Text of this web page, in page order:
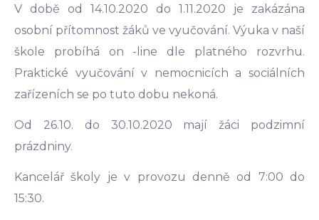
V době od 14.10.2020 do 1.11.2020 je zakázána
osobní přítomnost žáků ve vyučování. Výuka v naší
škole probíhá on -line dle platného rozvrhu.
Praktické vyučování v nemocnicích a sociálních
zařízeních se po tuto dobu nekoná.
Od 26.10. do 30.10.2020 mají žáci podzimní
prázdniny.
Kancelář školy je v provozu denně od 7:00 do
15:30.